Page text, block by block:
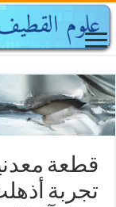
قطعة
تجربة